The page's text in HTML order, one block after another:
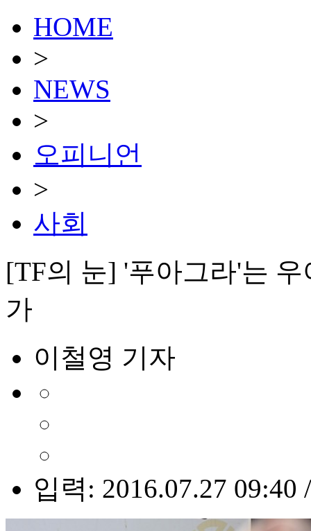
HOME
>
NEWS
>
오피니언
>
사회
[TF의 눈] '푸아그라'는
가
이철영 기자
입력: 2016.07.27 09:40